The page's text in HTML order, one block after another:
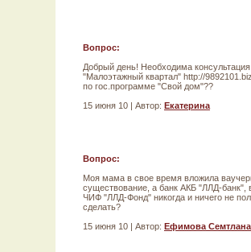
Вопрос:
Добрый день! Необходима
"Малоэтажный квартал" http://
по гос.программе "Свой дом"??
15 июня 10 | Автор: Екатерина
Вопрос:
Моя мама в свое время вложила
существование, а банк АКБ "ЛЛД-банк",
ЧИФ "ЛЛД-Фонд" никогда и ничего не
сделать?
15 июня 10 | Автор: Ефимова